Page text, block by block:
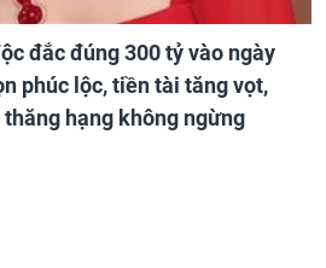
đắc đúng 300 tỷ vào ngày
phúc lộc, tiền tài tăng vọt,
hạng không ngừng